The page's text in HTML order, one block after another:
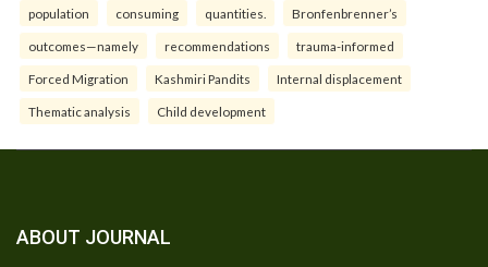
population consuming quantities. Bronfenbrenner’s
outcomes—namely recommendations trauma-informed
Forced Migration Kashmiri Pandits Internal displacement
Thematic analysis Child development
ABOUT JOURNAL